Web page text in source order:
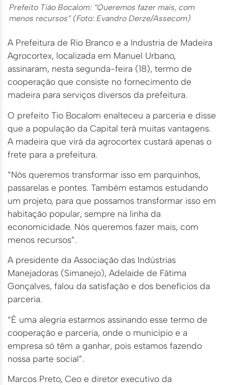
Prefeito Tião Bocalom: “Queremos fazer mais, com
menos recursos” (Foto: Evandro Derze/Assecom)
A Prefeitura de Rio Branco e a Industria de Madeira
Agrocortex, localizada em Manuel Urbano,
assinaram, nesta segunda-feira (18), termo de
cooperação que consiste no fornecimento de
madeira para serviços diversos da prefeitura.
O prefeito Tio Bocalom enalteceu a parceria e disse
que a população da Capital terá muitas vantagens.
A madeira que virá da agrocortex custará apenas o
frete para a prefeitura.
“Nós queremos transformar isso em parquinhos,
passarelas e pontes. Também estamos estudando
um projeto, para que possamos transformar isso em
habitação popular, sempre na linha da
economicidade. Nós queremos fazer mais, com
menos recursos”.
A presidente da Associação das Indústrias
Manejadoras (Simanejo), Adelaide de Fátima
Gonçalves, falou da satisfação e dos benefícios da
parceria.
“É uma alegria estarmos assinando esse termo de
cooperação e parceria, onde o município e a
empresa só têm a ganhar, pois estamos fazendo
nossa parte social”.
Marcos Preto, Ceo e diretor executivo da